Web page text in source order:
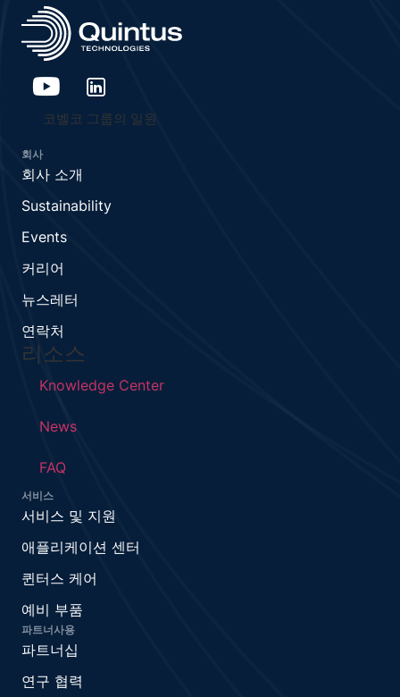
코벨코 그룹의 일원
회사
회사 소개
Sustainability
Events
커리어
뉴스레터
연락처
리소스
Knowledge Center
News
FAQ
서비스
서비스 및 지원
애플리케이션 센터
퀸터스 케어
예비 부품
파트너사용
파트너십
연구 협력